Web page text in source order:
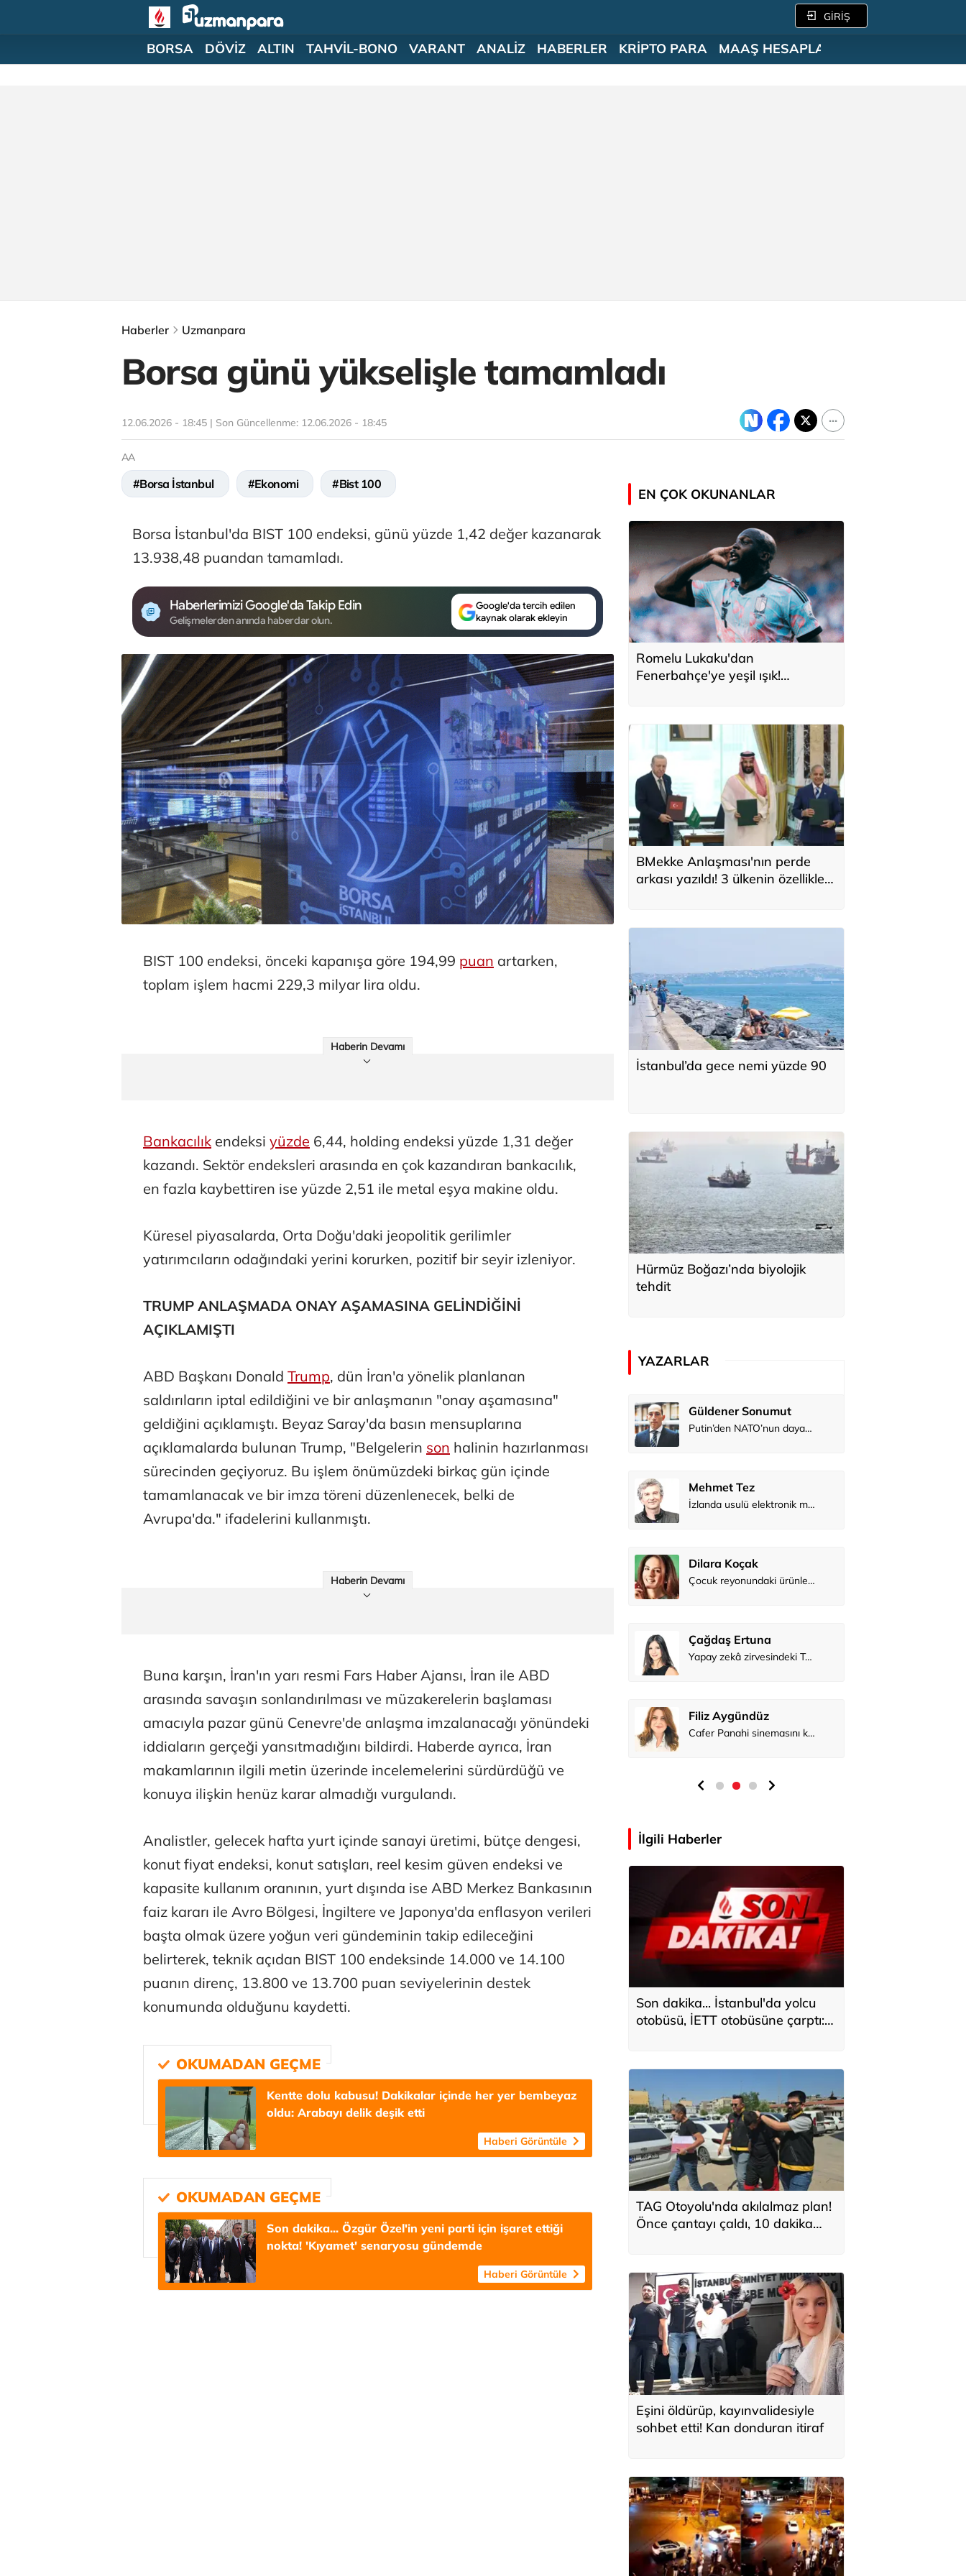
GİRİŞ
BORSA DÖVİZ ALTIN TAHVİL-BONO VARANT ANALİZ HABERLER KRİPTO PARA MAAŞ HESAPLAMA
Haberler Uzmanpara
Borsa günü yükselişle tamamladı
12.06.2026 - 18:45 | Son Güncellenme: 12.06.2026 - 18:45
AA
#Borsa İstanbul #Ekonomi #Bist 100
Borsa İstanbul'da BIST 100 endeksi, günü yüzde 1,42 değer kazanarak
13.938,48 puandan tamamladı.
Haberlerimizi Google'da Takip Edin
Gelişmelerden anında haberdar olun.
Google'da tercih edilen
kaynak olarak ekleyin
BIST 100 endeksi, önceki kapanışa göre 194,99 puan artarken,
toplam işlem hacmi 229,3 milyar lira oldu.
Haberin Devamı
Bankacılıkendeksi yüzde 6,44, holding endeksi yüzde 1,31 değer
kazandı. Sektör endeksleri arasında en çok kazandıran bankacılık,
en fazla kaybettiren ise yüzde 2,51 ile metal eşya makine oldu.
Küresel piyasalarda, Orta Doğu'daki jeopolitik gerilimler
yatırımcıların odağındaki yerini korurken, pozitif bir seyir izleniyor.
TRUMP ANLAŞMADA ONAY AŞAMASINA GELİNDİĞİNİ
AÇIKLAMIŞTI
ABD Başkanı Donald Trump, dün İran'a yönelik planlanan
saldırıların iptal edildiğini ve bir anlaşmanın "onay aşamasına"
geldiğini açıklamıştı. Beyaz Saray'da basın mensuplarına
açıklamalarda bulunan Trump, "Belgelerin son halinin hazırlanması
sürecinden geçiyoruz. Bu işlem önümüzdeki birkaç gün içinde
tamamlanacak ve bir imza töreni düzenlenecek, belki de
Avrupa'da." ifadelerini kullanmıştı.
Haberin Devamı
Buna karşın, İran'ın yarı resmi Fars Haber Ajansı, İran ile ABD
arasında savaşın sonlandırılması ve müzakerelerin başlaması
amacıyla pazar günü Cenevre'de anlaşma imzalanacağı yönündeki
iddiaların gerçeği yansıtmadığını bildirdi. Haberde ayrıca, İran
makamlarının ilgili metin üzerinde incelemelerini sürdürdüğü ve
konuya ilişkin henüz karar almadığı vurgulandı.
Analistler, gelecek hafta yurt içinde sanayi üretimi, bütçe dengesi,
konut fiyat endeksi, konut satışları, reel kesim güven endeksi ve
kapasite kullanım oranının, yurt dışında ise ABD Merkez Bankasının
faiz kararı ile Avro Bölgesi, İngiltere ve Japonya'da enflasyon verileri
başta olmak üzere yoğun veri gündeminin takip edileceğini
belirterek, teknik açıdan BIST 100 endeksinde 14.000 ve 14.100
puanın direnç, 13.800 ve 13.700 puan seviyelerinin destek
konumunda olduğunu kaydetti.
Kentte dolu kabusu! Dakikalar içinde her yer bembeyaz
oldu: Arabayı delik deşik etti
Haberi Görüntüle
Son dakika... Özgür Özel'in yeni parti için işaret ettiği
nokta! 'Kıyamet' senaryosu gündemde
Haberi Görüntüle
EN ÇOK OKUNANLAR
Romelu Lukaku'dan
Fenerbahçe'ye yeşil ışık!
BMekke Anlaşması'nın perde
arkası yazıldı! 3 ülkenin özellikleri
İstanbul’da gece nemi yüzde 90
Hürmüz Boğazı’nda biyolojik
tehdit
YAZARLAR
Belma Akçura
Adaletin önünde 33 yıllık karanlık
Zeynep İşman
Açık havada oyun uyku kadar gerekli
Dünya Sağlık Örgütü yaşlı İzmir’i izliyor
Özay Şendir
Didem Özel Tümer
Ali Eyüboğlu
Güldener Sonumut
Putin’den NATO’nun dayanışmasını sınama girişimi?
Mehmet Tez
İzlanda usulü elektronik müzik
Dilara Koçak
Çocuk reyonundaki ürünler gerçekte ne kadar sağlıklı?
Çağdaş Ertuna
Yapay zekâ zirvesindeki Türk
Filiz Aygündüz
Cafer Panahi sinemasını konuşturmaya devam ediyor
İlgili Haberler
Son dakika... İstanbul'da yolcu
otobüsü, İETT otobüsüne çarptı:
TAG Otoyolu'nda akılalmaz plan!
Önce çantayı çaldı, 10 dakika
Eşini öldürüp, kayınvalidesiyle
sohbet etti! Kan donduran itiraf